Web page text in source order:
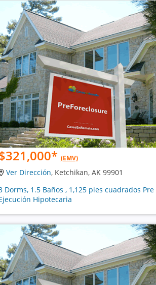
* (EMV)
Ver Dirección, Ketchikan, AK 99901
Dorms, 1.5 Baños , 1,125 pies cuadrados Pre
Hipotecaria